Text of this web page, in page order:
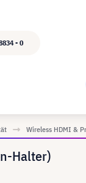
- 0
Wireless HDMI &
Halter)